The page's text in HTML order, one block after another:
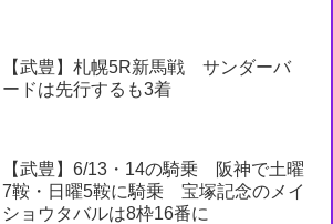
【武豊】札幌5R新馬戦 サンダーバ
ードは先行するも3着
【武豊】6/13・14の騎乗 阪神で土曜
7鞍・日曜5鞍に騎乗 宝塚記念のメイ
ショウタバルは8枠16番に